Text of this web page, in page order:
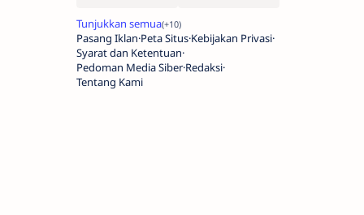
Pasang Iklan Peta Situs Kebijakan Privasi
Syarat dan Ketentuan
Pedoman Media Siber Redaksi
Tentang Kami